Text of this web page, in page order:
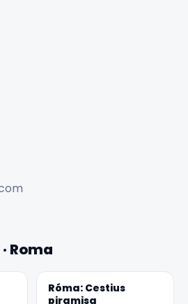
Roma
Róma: Cestius
piramisa